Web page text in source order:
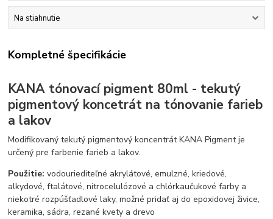
Na stiahnutie
Kompletné špecifikácie
KANA tónovací pigment 80ml - tekutý
pigmentový koncetrát na tónovanie farieb
a lakov
Modifikovaný tekutý pigmentový koncentrát KANA Pigment je
určený pre farbenie farieb a lakov.
Použitie: vodouriediteľné akrylátové, emulzné, kriedové,
alkydové, ftalátové, nitrocelulózové a chlórkaučukové farby a
niekotré rozpúšťadlové laky, možné pridať aj do epoxidovej živice,
keramika, sádra, rezané kvety a drevo